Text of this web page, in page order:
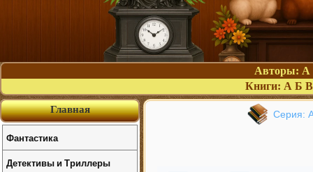
Авторы: А
Книги: А Б В
Серия:
Главная
Фантастика
Детективы и Триллеры